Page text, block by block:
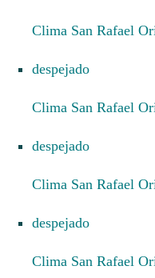
Clima San Rafael Oriente 18 febrero 2026 cielo
despejado
Clima San Rafael Oriente 17 febrero 2026 cielo
despejado
Clima San Rafael Oriente 16 febrero 2026 cielo
despejado
Clima San Rafael Oriente 15 febrero 2026 cielo